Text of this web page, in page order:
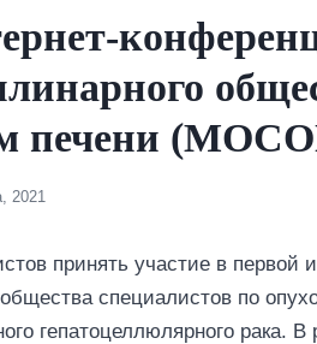
печени
2021
принять участие в первой
специалистов по
гепатоцеллюлярного рака.